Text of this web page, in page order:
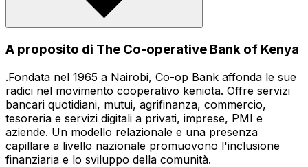
A proposito di The Co-operative Bank of Kenya
.Fondata nel 1965 a Nairobi, Co-op Bank affonda le sue
radici nel movimento cooperativo keniota. Offre servizi
bancari quotidiani, mutui, agrifinanza, commercio,
tesoreria e servizi digitali a privati, imprese, PMI e
aziende. Un modello relazionale e una presenza
capillare a livello nazionale promuovono l'inclusione
finanziaria e lo sviluppo della comunità.